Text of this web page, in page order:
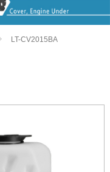
LT-CV2015BA